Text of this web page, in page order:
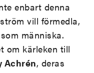
enbart denna
vill förmedla,
människa.
om kärleken till
Achrén, deras